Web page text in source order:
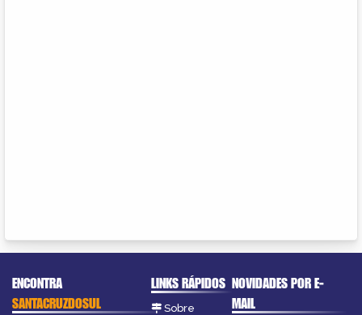
ENCONTRA
SANTACRUZDOSUL
LINKS RÁPIDOS
Sobre
NOVIDADES POR E-
MAIL